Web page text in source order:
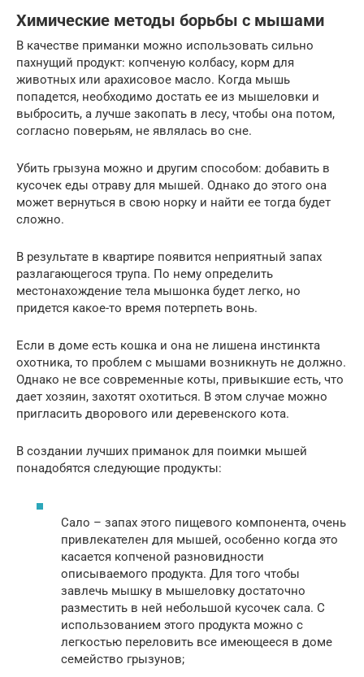
Химические методы борьбы с мышами
В качестве приманки можно использовать сильно
пахнущий продукт: копченую колбасу, корм для
животных или арахисовое масло. Когда мышь
попадется, необходимо достать ее из мышеловки и
выбросить, а лучше закопать в лесу, чтобы она потом,
согласно поверьям, не являлась во сне.
Убить грызуна можно и другим способом: добавить в
кусочек еды отраву для мышей. Однако до этого она
может вернуться в свою норку и найти ее тогда будет
сложно.
В результате в квартире появится неприятный запах
разлагающегося трупа. По нему определить
местонахождение тела мышонка будет легко, но
придется какое-то время потерпеть вонь.
Если в доме есть кошка и она не лишена инстинкта
охотника, то проблем с мышами возникнуть не должно.
Однако не все современные коты, привыкшие есть, что
дает хозяин, захотят охотиться. В этом случае можно
пригласить дворового или деревенского кота.
В создании лучших приманок для поимки мышей
понадобятся следующие продукты:
Сало – запах этого пищевого компонента, очень
привлекателен для мышей, особенно когда это
касается копченой разновидности
описываемого продукта. Для того чтобы
завлечь мышку в мышеловку достаточно
разместить в ней небольшой кусочек сала. С
использованием этого продукта можно с
легкостью переловить все имеющееся в доме
семейство грызунов;